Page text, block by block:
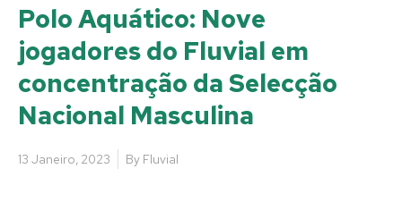
Polo Aquático: Nove
jogadores do Fluvial em
concentração da Selecção
Nacional Masculina
13 Janeiro, 2023 By Fluvial